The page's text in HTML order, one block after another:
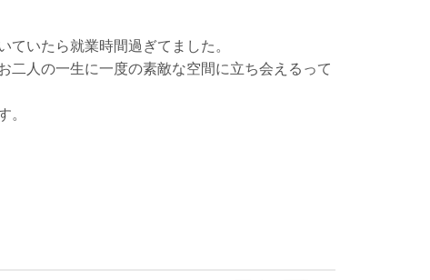
ていたら就業時間過ぎてました。
二人の一生に一度の素敵な空間に立ち会えるって
。